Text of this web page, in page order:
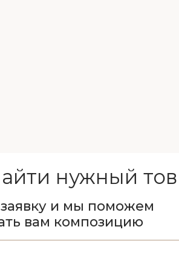
нужный
заявку и мы поможем
вам композицию